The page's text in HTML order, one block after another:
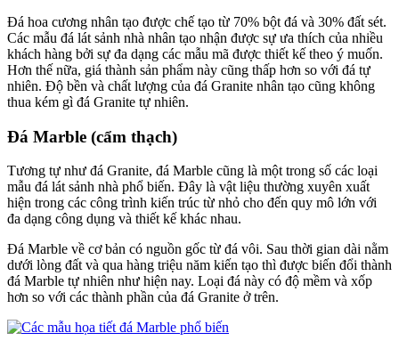
Đá hoa cương nhân tạo được chế tạo từ 70% bột đá và 30% đất sét.
Các mẫu đá lát sảnh nhà nhân tạo nhận được sự ưa thích của nhiều
khách hàng bởi sự đa dạng các mẫu mã được thiết kế theo ý muốn.
Hơn thế nữa, giá thành sản phẩm này cũng thấp hơn so với đá tự
nhiên. Độ bền và chất lượng của đá Granite nhân tạo cũng không
thua kém gì đá Granite tự nhiên.
Đá Marble (cẩm thạch)
Tương tự như đá Granite, đá Marble cũng là một trong số các loại
mẫu đá lát sảnh nhà phổ biến. Đây là vật liệu thường xuyên xuất
hiện trong các công trình kiến trúc từ nhỏ cho đến quy mô lớn với
đa dạng công dụng và thiết kế khác nhau.
Đá Marble về cơ bản có nguồn gốc từ đá vôi. Sau thời gian dài nằm
dưới lòng đất và qua hàng triệu năm kiến tạo thì được biến đổi thành
đá Marble tự nhiên như hiện nay. Loại đá này có độ mềm và xốp
hơn so với các thành phần của đá Granite ở trên.